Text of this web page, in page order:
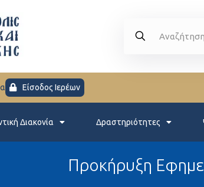
Είσοδος Ιερέων
Διακονία Δραστηριότητες
Προκήρυξη